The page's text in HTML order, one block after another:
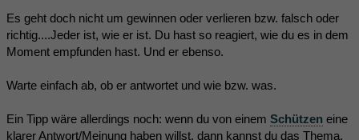
Es geht doch nicht um gewinnen oder verlieren bzw. falsch oder
richtig....Jeder ist, wie er ist. Du hast so reagiert, wie du es in dem
Moment empfunden hast. Und er ebenso.
Warte einfach ab, ob er antwortet und wie bzw. was.
Ein Tipp wäre allerdings noch: wenn du von einem Schützen eine
klarer Antwort/Meinung haben willst, dann kannst du das Thema,